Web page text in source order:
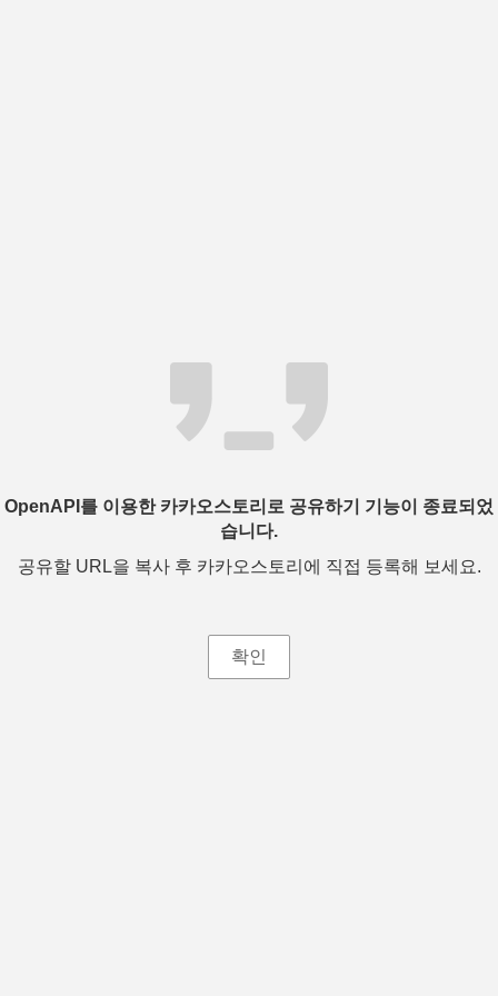
OpenAPI를 이용한 카카오스토리로 공유하기 기능이 종료되었
습니다.
공유할 URL을 복사 후 카카오스토리에 직접 등록해 보세요.
확인